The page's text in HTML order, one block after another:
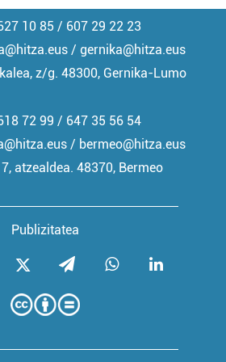
10 85 / 607 29 22 23
/ gernika@hitza.eus
z/g. 48300, Gernika-Lumo
Publizitatea
72 99 / 647 35 56 54
/ bermeo@hitza.eus
atzealdea. 48370, Bermeo